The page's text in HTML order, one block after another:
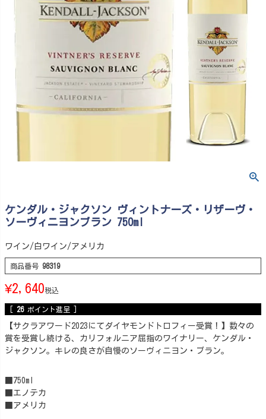
ケンダル・ジャクソン ヴィントナーズ・リザーヴ・
ソーヴィニヨンブラン 750ml
ワイン/白ワイン/アメリカ
商品番号 98319
¥2,640税込
26 ポイント進呈 ]
【サクラアワード2023にてダイヤモンドトロフィー受賞！】数々の
賞を受賞し続ける、カリフォルニア屈指のワイナリー、ケンダル・
ジャクソン。キレの良さが自慢のソーヴィニヨン・ブラン。
■750ml
■エノテカ
■アメリカ